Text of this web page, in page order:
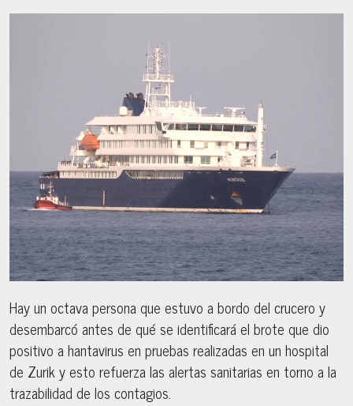
Hay un octava persona que estuvo a bordo del crucero y
desembarcó antes de qué se identificará el brote que dio
positivo a hantavirus en pruebas realizadas en un hospital
de Zurik y esto refuerza las alertas sanitarias en torno a la
trazabilidad de los contagios.